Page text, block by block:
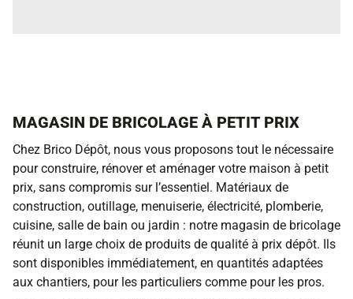
MAGASIN DE BRICOLAGE À PETIT PRIX
Chez Brico Dépôt, nous vous proposons tout le nécessaire
pour construire, rénover et aménager votre maison à petit
prix, sans compromis sur l’essentiel. Matériaux de
construction, outillage, menuiserie, électricité, plomberie,
cuisine, salle de bain ou jardin : notre magasin de bricolage
réunit un large choix de produits de qualité à prix dépôt. Ils
sont disponibles immédiatement, en quantités adaptées
aux chantiers, pour les particuliers comme pour les pros.